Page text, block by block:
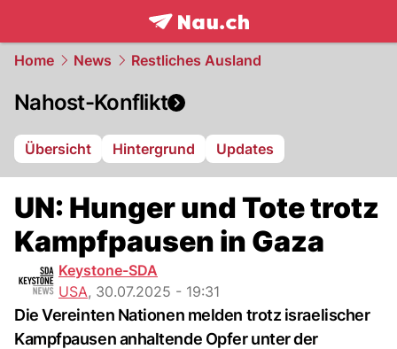
frontpage.NAU.ch
Home News Restliches Ausland
Nahost-Konflikt
Übersicht Hintergrund Updates
UN: Hunger und Tote trotz
Kampfpausen in Gaza
Keystone-SDA
USA, 30.07.2025 - 19:31
Die Vereinten Nationen melden trotz israelischer
Kampfpausen anhaltende Opfer unter der